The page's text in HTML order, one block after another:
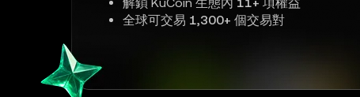
全球可交易 1,300+ 個交易對